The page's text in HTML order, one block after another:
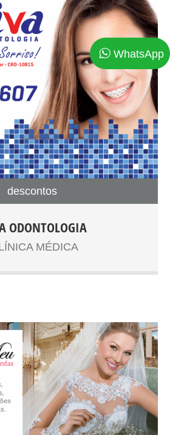
essencialmente inalterado. Se
de 60, quando a Letraset lançou
passagens de Lorem Ipsum, e mais
passou a ser integrado a softwares
como Aldus PageMaker. Este
grátis já é seu! VEJA NAS
COMO UTILIZAR O SEU CUPOM
IMPRIMA O CUPOM OU SALVE EM
2 – VÁ ATÉ O ESTABELECIMENTO
CUPOM NO SMARTPHONE OU
4 – GANHE DESCONTO
e de impressos, e vem sendo
século XVI, quando um impressor
um livro de modelos de tipos.
de 60, quando a Letraset lançou
passagens de Lorem Ipsum, e mais
passou a ser integrado a softwares
como Aldus PageMaker. Este
grátis já é seu! VEJA NAS
COMO UTILIZAR O SEU CUPOM
IMPRIMA O CUPOM OU SALVE EM
descontos
ODONTOLOGIA
MÉDICA
WhatsApp